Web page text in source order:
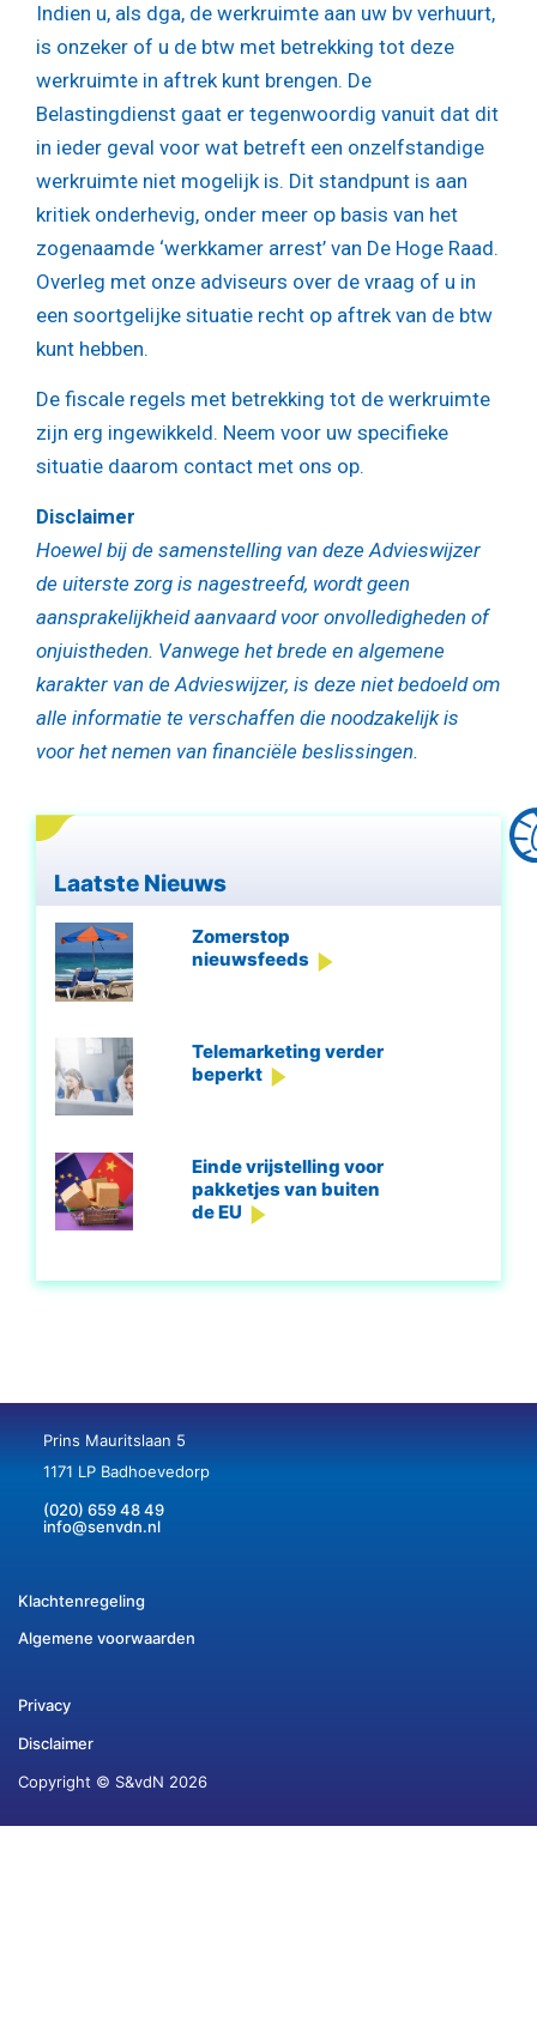
Indien u, als dga, de werkruimte aan uw bv verhuurt,
is onzeker of u de btw met betrekking tot deze
werkruimte in aftrek kunt brengen. De
Belastingdienst gaat er tegenwoordig vanuit dat dit
in ieder geval voor wat betreft een onzelfstandige
werkruimte niet mogelijk is. Dit standpunt is aan
kritiek onderhevig, onder meer op basis van het
zogenaamde ‘werkkamer arrest’ van De Hoge Raad.
Overleg met onze adviseurs over de vraag of u in
een soortgelijke situatie recht op aftrek van de btw
kunt hebben.
De fiscale regels met betrekking tot de werkruimte
zijn erg ingewikkeld. Neem voor uw specifieke
situatie daarom contact met ons op.
Disclaimer
Hoewel bij de samenstelling van deze Advieswijzer
de uiterste zorg is nagestreefd, wordt geen
aansprakelijkheid aanvaard voor onvolledigheden of
onjuistheden. Vanwege het brede en algemene
karakter van de Advieswijzer, is deze niet bedoeld om
alle informatie te verschaffen die noodzakelijk is
voor het nemen van financiële beslissingen.
Laatste Nieuws
Zomerstop
nieuwsfeeds
Telemarketing verder
beperkt
Einde vrijstelling voor
pakketjes van buiten
de EU
Prins Mauritslaan 5
1171 LP Badhoevedorp
(020) 659 48 49
info@senvdn.nl
Klachtenregeling
Algemene voorwaarden
Privacy
Disclaimer
Copyright © S&vdN 2026